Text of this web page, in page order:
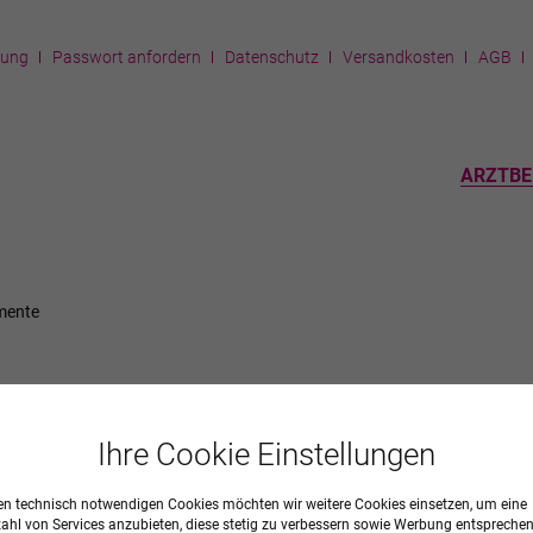
Passwort anfordern Datenschutz Versandkosten AGB
Ihre Cookie Einstellungen
technisch notwendigen Cookies möchten wir weitere Cookies einsetzen, um eine
von Services anzubieten, diese stetig zu verbessern sowie Werbung